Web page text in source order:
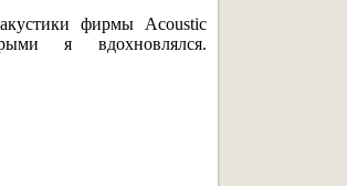
фирмы Acoustic
я вдохновлялся.